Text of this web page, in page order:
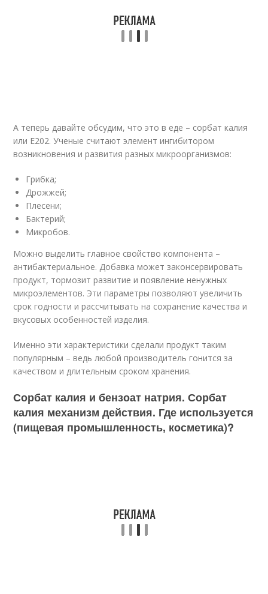
А теперь давайте обсудим, что это в еде – сорбат калия
или Е202. Ученые считают элемент ингибитором
возникновения и развития разных микроорганизмов:
Грибка;
Дрожжей;
Плесени;
Бактерий;
Микробов.
Можно выделить главное свойство компонента –
антибактериальное. Добавка может законсервировать
продукт, тормозит развитие и появление ненужных
микроэлементов. Эти параметры позволяют увеличить
срок годности и рассчитывать на сохранение качества и
вкусовых особенностей изделия.
Именно эти характеристики сделали продукт таким
популярным – ведь любой производитель гонится за
качеством и длительным сроком хранения.
Сорбат калия и бензоат натрия. Сорбат
калия механизм действия. Где используется
(пищевая промышленность, косметика)?